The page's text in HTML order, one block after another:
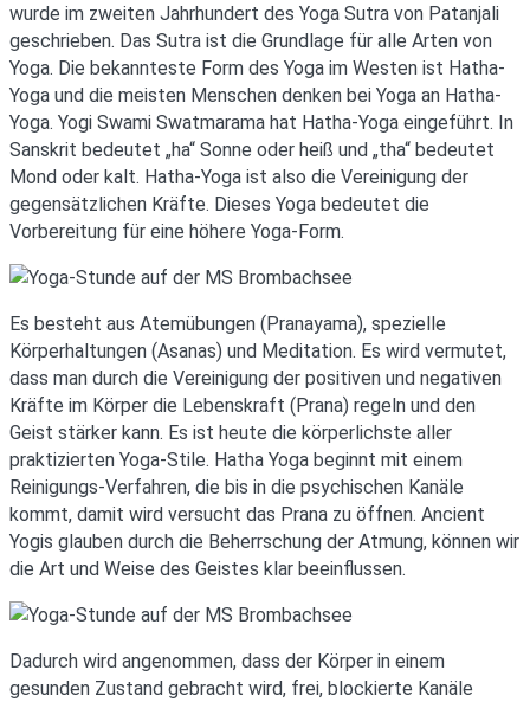
wurde im zweiten Jahrhundert des Yoga Sutra von Patanjali
geschrieben. Das Sutra ist die Grundlage für alle Arten von
Yoga. Die bekannteste Form des Yoga im Westen ist Hatha-
Yoga und die meisten Menschen denken bei Yoga an Hatha-
Yoga. Yogi Swami Swatmarama hat Hatha-Yoga eingeführt. In
Sanskrit bedeutet „ha“ Sonne oder heiß und „tha“ bedeutet
Mond oder kalt. Hatha-Yoga ist also die Vereinigung der
gegensätzlichen Kräfte. Dieses Yoga bedeutet die
Vorbereitung für eine höhere Yoga-Form.
Es besteht aus Atemübungen (Pranayama), spezielle
Körperhaltungen (Asanas) und Meditation. Es wird vermutet,
dass man durch die Vereinigung der positiven und negativen
Kräfte im Körper die Lebenskraft (Prana) regeln und den
Geist stärker kann. Es ist heute die körperlichste aller
praktizierten Yoga-Stile. Hatha Yoga beginnt mit einem
Reinigungs-Verfahren, die bis in die psychischen Kanäle
kommt, damit wird versucht das Prana zu öffnen. Ancient
Yogis glauben durch die Beherrschung der Atmung, können wir
die Art und Weise des Geistes klar beeinflussen.
Dadurch wird angenommen, dass der Körper in einem
gesunden Zustand gebracht wird, frei, blockierte Kanäle